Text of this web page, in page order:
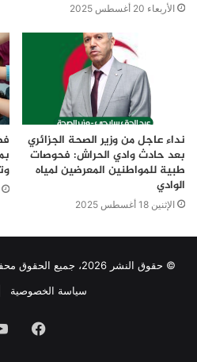
الأربعاء 20 أغسطس 2025
نداء عاجل من وزير الصحة الجزائري
بعد حادث وادي الحراش: فحوصات
طبية للمواطنين المعرضين لمياه
الوادي
الإثنين 18 أغسطس 2025
© حقوق النشر 2026، جميع الحقوق محفوظة |
سياسة الخصوصية